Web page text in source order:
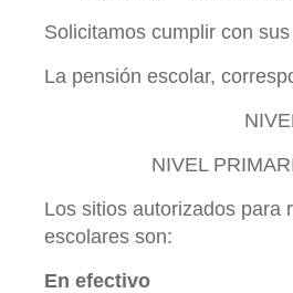
Solicitamos cumplir con
La pensión escolar,
NIVEL
Los sitios autorizados para
escolares son:
En efectivo